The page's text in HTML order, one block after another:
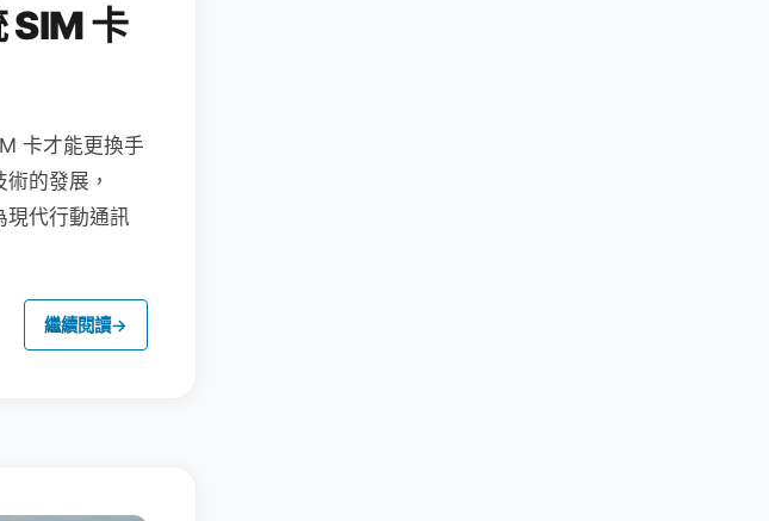
SIM 卡
卡才能更換手
的發展，
現代行動通訊
繼續閱讀→